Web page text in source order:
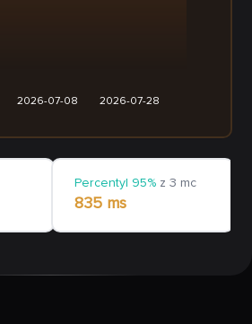
2026-07-08 2026-07-28
Percentyl 95% z 3 mc
835 ms